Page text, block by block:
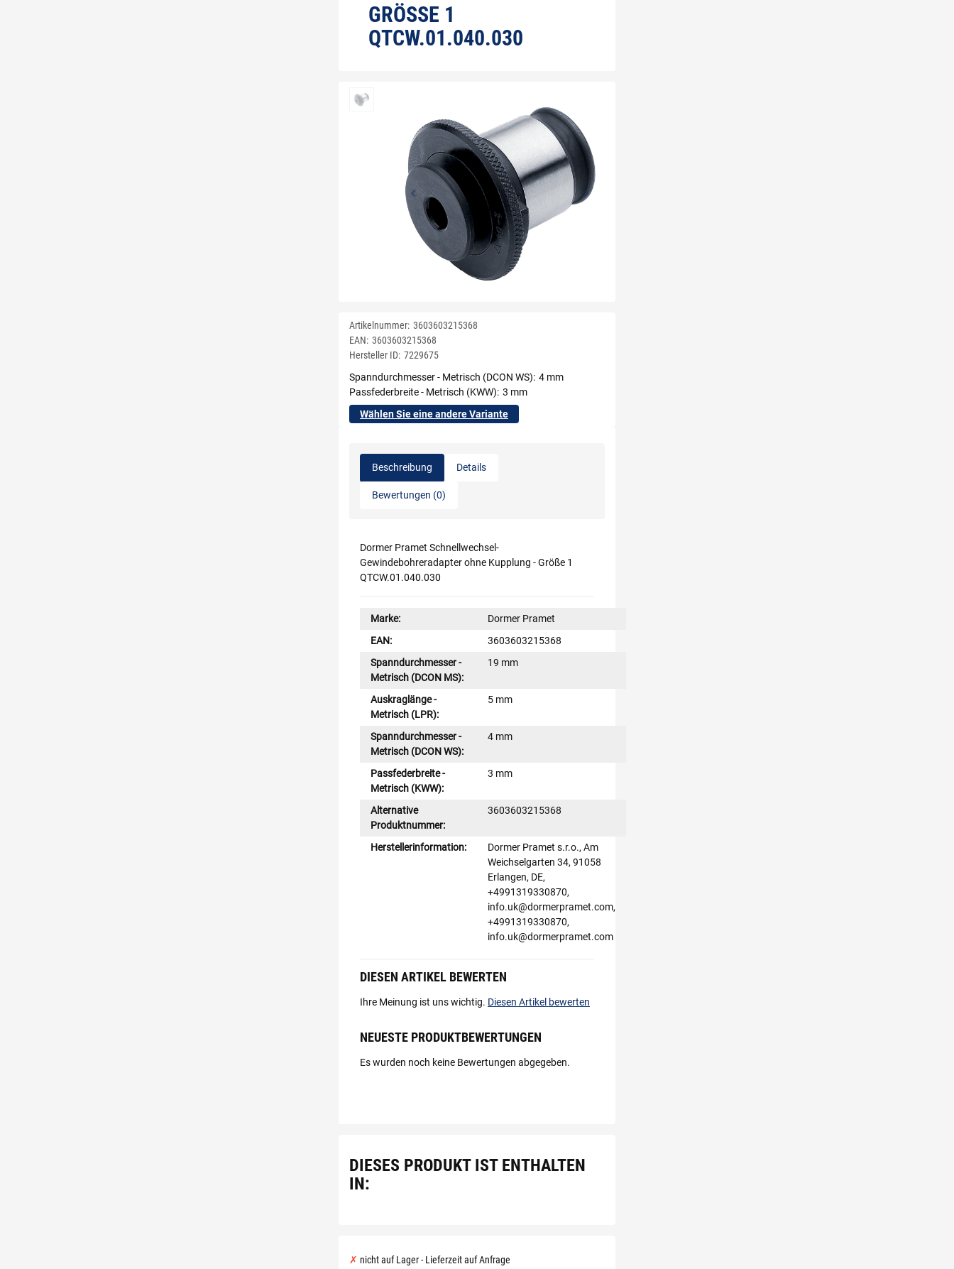
GRÖSSE 1 Q
TCW.01.040.030
Artikelnummer: 3603603215368
EAN: 3603603215368
Hersteller ID: 7229675
Spanndurchmesser - Metrisch (DCON WS) 4 mm
Passfederbreite - Metrisch (KWW) 3 mm
Wählen Sie eine andere Variante
Beschreibung Details
Bewertungen (0)
Dormer Pramet Schnellwechsel-
Gewindebohreradapter ohne Kupplung - Größe 1
QTCW.01.040.030
Marke:
Dormer Pramet
EAN:
3603603215368
Spanndurchmesser -
Metrisch (DCON MS):
19 mm
Auskraglänge -
Metrisch (LPR):
5 mm
Spanndurchmesser -
Metrisch (DCON WS):
4 mm
Passfederbreite -
Metrisch (KWW):
3 mm
Alternative
Produktnummer:
3603603215368
Herstellerinformation:
Dormer Pramet s.r.o., Am
Weichselgarten 34, 91058
Erlangen, DE,
+4991319330870,
info.uk@dormerpramet.com,
+4991319330870,
info.uk@dormerpramet.com
DIESEN ARTIKEL BEWERTEN
Ihre Meinung ist uns wichtig. Diesen Artikel bewerten
NEUESTE PRODUKTBEWERTUNGEN
Es wurden noch keine Bewertungen abgegeben.
DIESES PRODUKT IST ENTHALTEN
IN:
nicht auf Lager - Lieferzeit auf Anfrage